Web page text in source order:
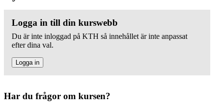
Logga in till din kurswebb
Du är inte inloggad på KTH så innehållet är inte anpassat
efter dina val.
Logga in
Har du frågor om kursen?